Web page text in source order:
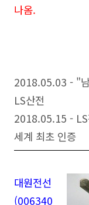
나옴.
2018.05.03 - "
LS산전
2018.05.15 - LS
세계 최초 인증
대원전선
(006340